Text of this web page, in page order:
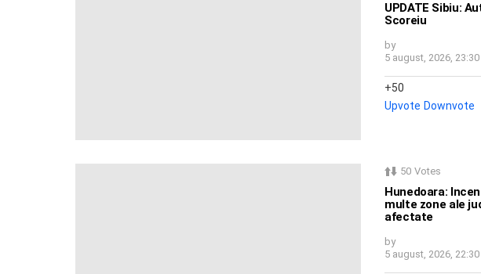
UPDATE Sibiu:
Scoreiu
by
5 august, 2026, 23:30
50
Upvote Downvote
50 Votes
Hunedoara:
multe zone ale
afectate
by
5 august, 2026, 22:30